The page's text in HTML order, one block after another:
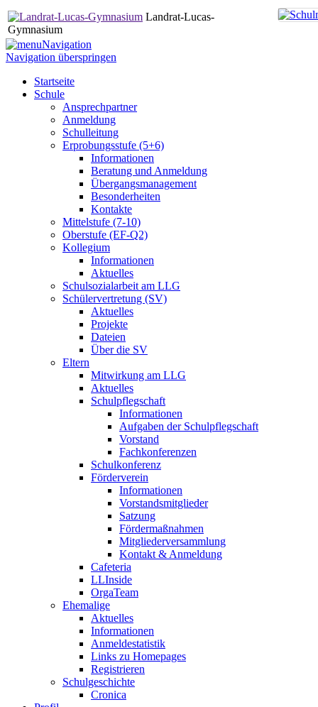
Landrat-Lucas-
Gymnasium
Navigation
Navigation überspringen
Startseite
Schule
Ansprechpartner
Anmeldung
Schulleitung
Erprobungsstufe (5+6)
Informationen
Beratung und Anmeldung
Übergangsmanagement
Besonderheiten
Kontakte
Mittelstufe (7-10)
Oberstufe (EF-Q2)
Kollegium
Informationen
Aktuelles
Schulsozialarbeit am LLG
Schülervertretung (SV)
Aktuelles
Projekte
Dateien
Über die SV
Eltern
Mitwirkung am LLG
Aktuelles
Schulpflegschaft
Informationen
Aufgaben der Schulpflegschaft
Vorstand
Fachkonferenzen
Schulkonferenz
Förderverein
Informationen
Vorstandsmitglieder
Satzung
Fördermaßnahmen
Mitgliederversammlung
Kontakt & Anmeldung
Cafeteria
LLInside
OrgaTeam
Ehemalige
Aktuelles
Informationen
Anmeldestatistik
Links zu Homepages
Registrieren
Schulgeschichte
Cronica